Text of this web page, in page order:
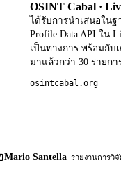
OSINT Cabal ·
ได้รับการนำเสนอในฐ
Profile Data API ใน
เป็นทางการ พร้อมกับ
มาแล้วกว่า 30 รายกา
osintcabal.org
Mario Santella รายงานการวิจั